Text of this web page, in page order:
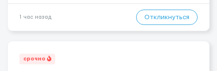
1 час назад Откликнуться
срочно